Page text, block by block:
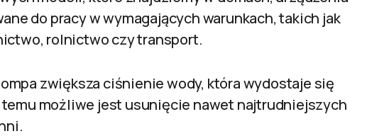
do pracy w wymagających warunkach, takich jak
rolnictwo czy transport.
zwiększa ciśnienie wody, która wydostaje się
temu możliwe jest usunięcie nawet najtrudniejszych